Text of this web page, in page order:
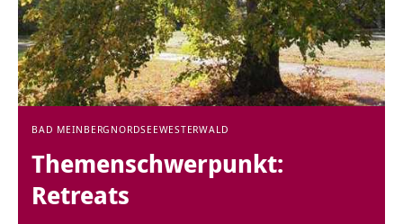
BAD MEINBERG NORDSEEWESTERWALD
Themenschwerpunkt:
Retreats